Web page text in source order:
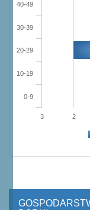
0-9
10-19
20-29
30-39
40-49
3 2